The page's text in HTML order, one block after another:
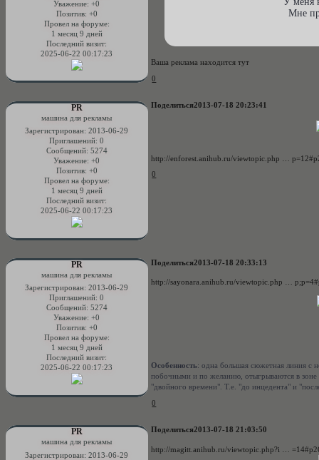
Уважение: +0
Позитив: +0
Провел на форуме:
1 месяц 9 дней
Последний визит:
2025-06-22 00:17:23
Мне
Ваша реклама находится тут
0
Поделиться2013-07-18 20:23:41
PR
машина для рекламы
Зарегистрирован: 2013-06-29
Приглашений: 0
Сообщений: 5274
Уважение: +0
Позитив: +0
Провел на форуме:
1 месяц 9 дней
Последний визит:
2025-06-22 00:17:23
http://enforest.anihub.ru/viewtopic.php …
0
Поделиться2013-07-18 20:33:13
PR
машина для рекламы
Зарегистрирован: 2013-06-29
Приглашений: 0
Сообщений: 5274
Уважение: +0
Позитив: +0
Провел на форуме:
1 месяц 9 дней
Последний визит:
2025-06-22 00:17:23
http://sayonara.anihub.ru/viewtopic.php …
Особенность: одна большая сюжетная линия с
побочными и по желанию, отыгрываются в зоне
"двойного времени". Т.е. "до инцедента" и
0
Поделиться2013-07-18 21:03:50
PR
машина для рекламы
Зарегистрирован: 2013-06-29
http://magitt.anihub.ru/viewtopic.php?i …